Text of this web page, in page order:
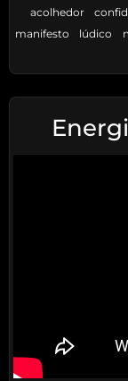
acolhedor
manifesto
lúdico